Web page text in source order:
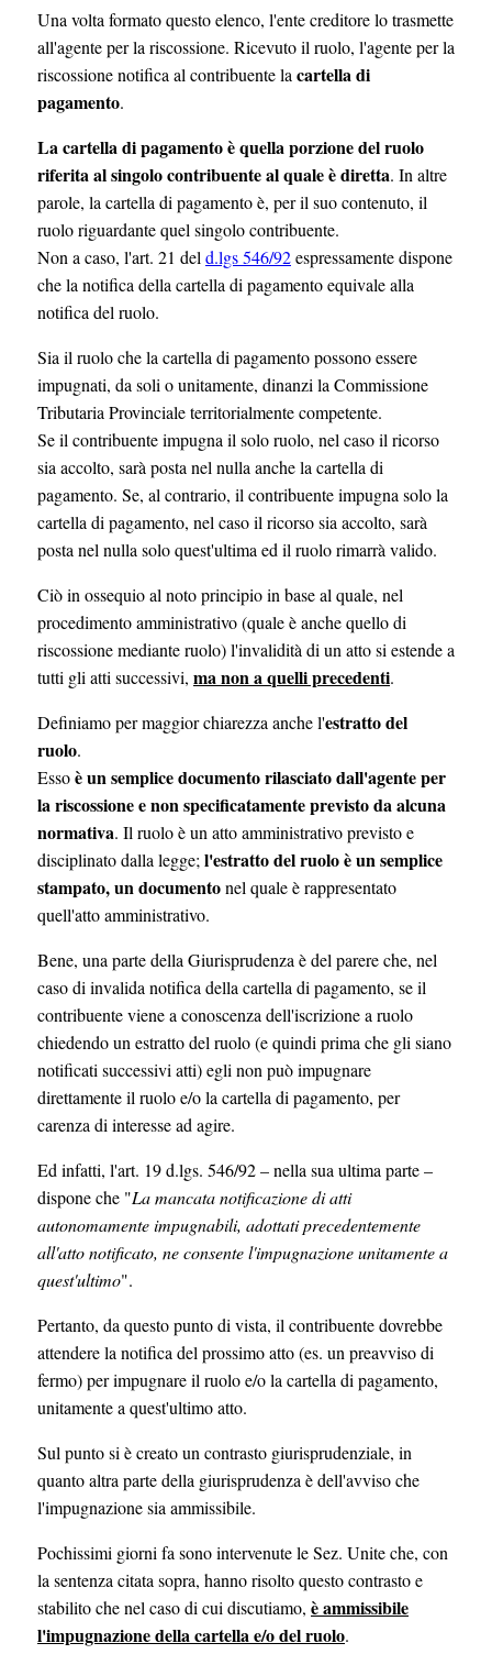
Una volta formato questo elenco, l'ente creditore lo trasmette
all'agente per la riscossione. Ricevuto il ruolo, l'agente per la
riscossione notifica al contribuente lacartella di
pagamento.
La cartella di pagamento è quella porzione del ruolo
riferita al singolo contribuente al quale è diretta. In altre
parole, la cartella di pagamento è, per il suo contenuto, il
ruolo riguardante quel singolo contribuente.
Non a caso, l'art. 21 deld.lgs 546/92espressamente dispone
che la notifica della cartella di pagamento equivale alla
notifica del ruolo.
Sia il ruolo che la cartella di pagamento possono essere
impugnati, da soli o unitamente, dinanzi la Commissione
Tributaria Provinciale territorialmente competente.
Se il contribuente impugna il solo ruolo, nel caso il ricorso
sia accolto, sarà posta nel nulla anche la cartella di
pagamento. Se, al contrario, il contribuente impugna solo la
cartella di pagamento, nel caso il ricorso sia accolto, sarà
posta nel nulla solo quest'ultima ed il ruolo rimarrà valido.
Ciò in ossequio al noto principio in base al quale, nel
procedimento amministrativo (quale è anche quello di
riscossione mediante ruolo) l'invalidità di un atto si estende a
tutti gli atti successivi, ma non a quelli precedenti.
Definiamo per maggior chiarezza anche l'estratto del
ruolo.
Essoè un semplice documento rilasciato dall'agente per
la riscossione e non specificatamente previsto da alcuna
normativa. Il ruolo è un atto amministrativo previsto e
disciplinato dalla legge;l'estratto del ruolo è un semplice
stampato, un documentonel quale è rappresentato
quell'atto amministrativo.
Bene, una parte della Giurisprudenza è del parere che, nel
caso di invalida notifica della cartella di pagamento, se il
contribuente viene a conoscenza dell'iscrizione a ruolo
chiedendo un estratto del ruolo (e quindi prima che gli siano
notificati successivi atti) egli non può impugnare
direttamente il ruolo e/o la cartella di pagamento, per
carenza di interesse ad agire.
Ed infatti, l'art. 19 d.lgs. 546/92 – nella sua ultima parte –
dispone che "La mancata notificazione di atti
autonomamente impugnabili, adottati precedentemente
all'atto notificato, ne consente l'impugnazione unitamente a
quest'ultimo".
Pertanto, da questo punto di vista, il contribuente dovrebbe
attendere la notifica del prossimo atto (es. un preavviso di
fermo) per impugnare il ruolo e/o la cartella di pagamento,
unitamente a quest'ultimo atto.
Sul punto si è creato un contrasto giurisprudenziale, in
quanto altra parte della giurisprudenza è dell'avviso che
l'impugnazione sia ammissibile.
Pochissimi giorni fa sono intervenute le Sez. Unite che, con
la sentenza citata sopra, hanno risolto questo contrasto e
stabilito che nel caso di cui discutiamo, è ammissibile
l'impugnazione della cartella e/o del ruolo.